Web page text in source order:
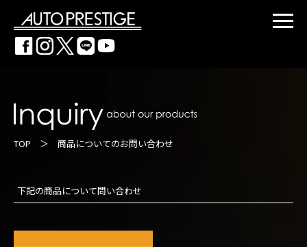
TOP ＞ 商品についてのお問い合わせ
下記の商品について問い合わせ